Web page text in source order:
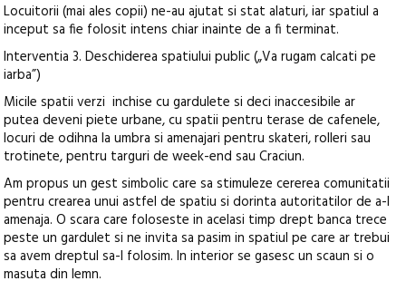
Locuitorii (mai ales copii) ne-au ajutat si stat alaturi, iar spatiul a
inceput sa fie folosit intens chiar inainte de a fi terminat.
Interventia 3. Deschiderea spatiului public („Va rugam calcati pe
iarba”)
Micile spatii verzi inchise cu gardulete si deci inaccesibile ar
putea deveni piete urbane, cu spatii pentru terase de cafenele,
locuri de odihna la umbra si amenajari pentru skateri, rolleri sau
trotinete, pentru targuri de week-end sau Craciun.
Am propus un gest simbolic care sa stimuleze cererea comunitatii
pentru crearea unui astfel de spatiu si dorinta autoritatilor de a-l
amenaja. O scara care foloseste in acelasi timp drept banca trece
peste un gardulet si ne invita sa pasim in spatiul pe care ar trebui
sa avem dreptul sa-l folosim. In interior se gasesc un scaun si o
masuta din lemn.